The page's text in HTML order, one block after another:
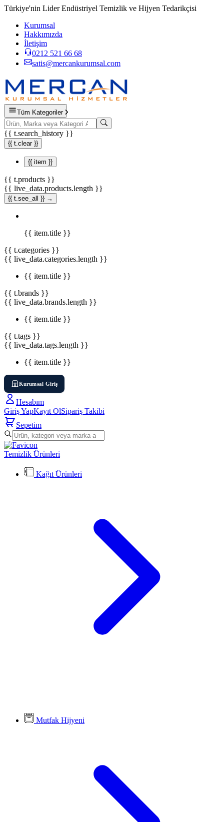
Türkiye'nin Lider Endüstriyel Temizlik ve Hijyen Tedarikçisi
Kurumsal
Hakkımızda
İletişim
0212 521 66 68
satis@mercankurumsal.com
Tüm Kategoriler
{{ t.search_history }}
{{ t.clear }}
{{ item }}
{{ t.products }}
{{ live_data.products.length }}
{{ t.see_all }} →
{{ item.title }}
{{ t.categories }}
{{ live_data.categories.length }}
{{ item.title }}
{{ t.brands }}
{{ live_data.brands.length }}
{{ item.title }}
{{ t.tags }}
{{ live_data.tags.length }}
{{ item.title }}
Kurumsal Giriş
Hesabım
Giriş YapKayıt OlSipariş Takibi
Sepetim
Temizlik Ürünleri
Kağıt Ürünleri
Mutfak Hijyeni